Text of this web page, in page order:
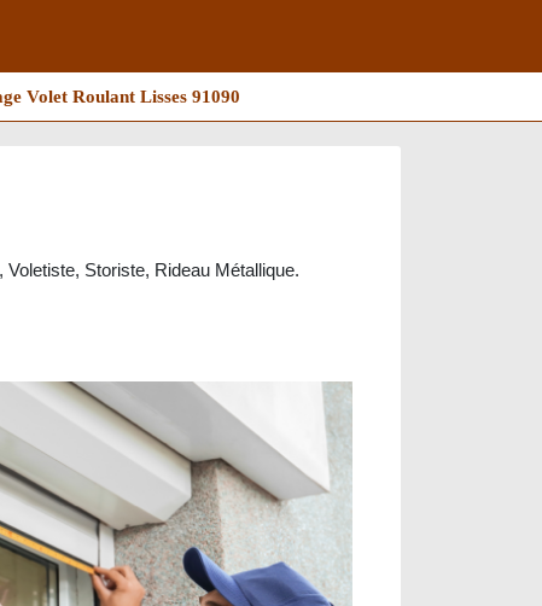
Volet Roulant Lisses 91090
Storiste, Rideau Métallique.